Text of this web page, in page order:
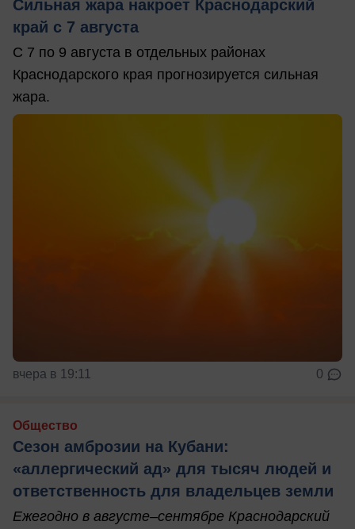
Сильная жара накроет Краснодарский
край с 7 августа
С 7 по 9 августа в отдельных районах
Краснодарского края прогнозируется сильная
жара.
вчера в 19:11 0
Общество
Сезон амброзии на Кубани:
«аллергический ад» для тысяч людей и
ответственность для владельцев земли
Ежегодно в августе–сентябре Краснодарский